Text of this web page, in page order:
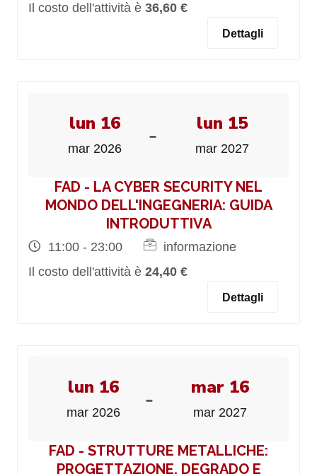
Il costo dell'attività è 36,60 €
Dettagli
lun 16
mar 2026 - lun 15
mar 2027
FAD - LA CYBER SECURITY NEL
MONDO DELL'INGEGNERIA: GUIDA
INTRODUTTIVA
11:00 - 23:00
informazione
Il costo dell'attività è 24,40 €
Dettagli
lun 16
mar 2026 - mar 16
mar 2027
FAD - STRUTTURE METALLICHE:
PROGETTAZIONE, DEGRADO E